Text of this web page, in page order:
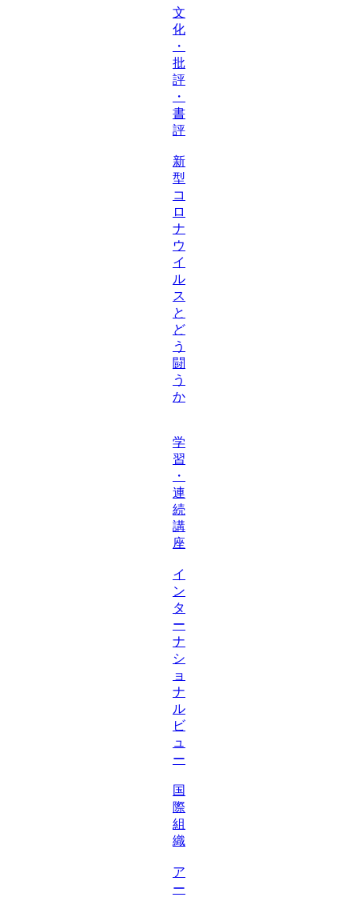
文
化
・
批
評
・
書
評
新
型
コ
ロ
ナ
ウ
イ
ル
ス
と
ど
う
闘
う
か
学
習
・
連
続
講
座
イ
ン
タ
ー
ナ
シ
ョ
ナ
ル
ビ
ュ
ー
国
際
組
織
ア
ー